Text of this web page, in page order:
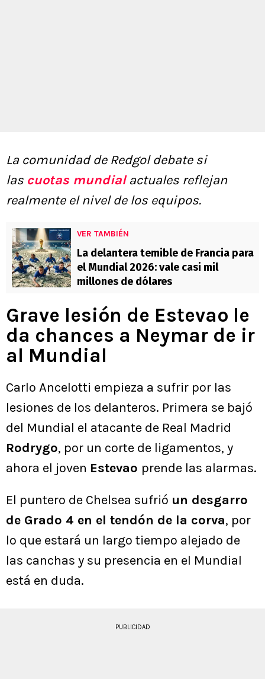
La comunidad de Redgol debate si
las cuotas mundialactuales reflejan
realmente el nivel de los equipos.
VER TAMBIÉN
La delantera temible de Francia para
el Mundial 2026: vale casi mil
millones de dólares
Grave lesión de Estevao le
da chances a Neymar de ir
al Mundial
Carlo Ancelotti empieza a sufrir por las
lesiones de los delanteros. Primera se bajó
del Mundial el atacante de Real Madrid
Rodrygo, por un corte de ligamentos, y
ahora el joven Estevao prende las alarmas.
El puntero de Chelsea sufrió un desgarro
de Grado 4 en el tendón de la corva, por
lo que estará un largo tiempo alejado de
las canchas y su presencia en el Mundial
está en duda.
PUBLICIDAD